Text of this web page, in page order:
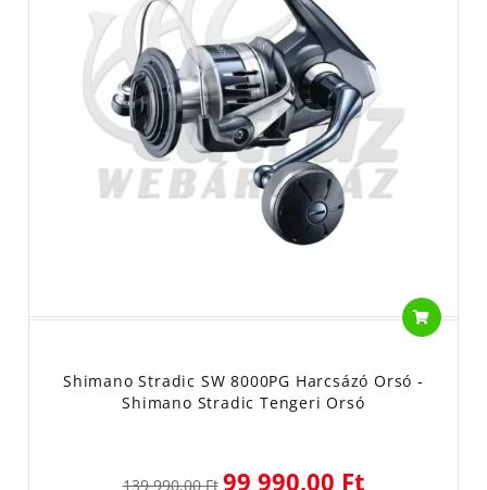
Shimano Stradic SW 8000PG Harcsázó Orsó -
Shimano Stradic Tengeri Orsó
139 990,00 Ft 99 990,00 Ft